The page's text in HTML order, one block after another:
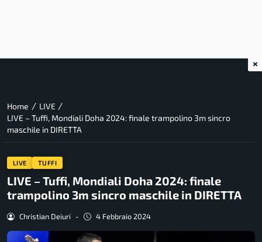
Home / LIVE /
LIVE – Tuffi, Mondiali Doha 2024: finale trampolino 3m sincro
maschile in DIRETTA
LIVE TUFFI
LIVE – Tuffi, Mondiali Doha 2024: finale
trampolino 3m sincro maschile in DIRETTA
Christian Deiuri - 4 Febbraio 2024
×